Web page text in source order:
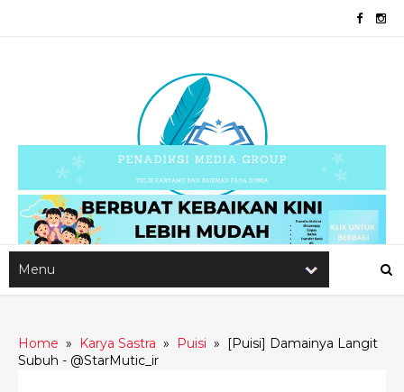
Home » Karya Sastra » Puisi » [Puisi] Damainya Langit
Subuh - @StarMutic_ir